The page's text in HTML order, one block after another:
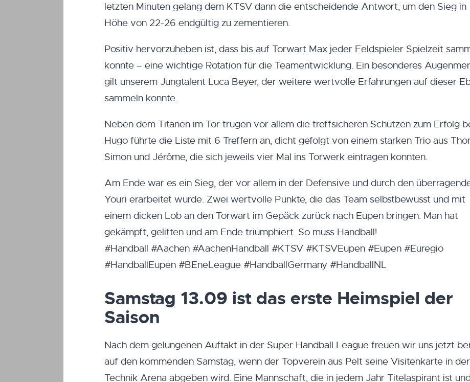
letzten Minuten gelang dem KTSV dann die entscheidende Antwort, um den Sieg in
Höhe von 22-26 endgültig zu zementieren.
Positiv hervorzuheben ist, dass bis auf Torwart Max jeder Feldspieler Spielzeit
konnte – eine wichtige Rotation für die Teamentwicklung. Ein besonderes
gilt unserem Jungtalent Luca Beyer, der weitere wertvolle Erfahrungen auf dieser
sammeln konnte.
Neben dem Titanen im Tor trugen vor allem die treffsicheren Schützen zum Erfolg
Hugo führte die Liste mit 6 Treffern an, dicht gefolgt von einem starken Trio aus
Simon und Jérôme, die sich jeweils vier Mal ins Torwerk eintragen konnten.
Am Ende war es ein Sieg, der vor allem in der Defensive und durch den
Youri erarbeitet wurde. Zwei wertvolle Punkte, die das Team selbstbewusst und mit
einem dicken Lob an den Torwart im Gepäck zurück nach Eupen bringen. Man hat
gekämpft, gelitten und am Ende triumphiert. So muss Handball!
#Handball #Aachen #AachenHandball #KTSV #KTSVEupen #Eupen #Euregio
#HandballEupen #BEneLeague #HandballGermany #HandballNL
Samstag 13.09 ist das erste Heimspiel der
Saison
Nach dem gelungenen Auftakt in der Super Handball League freuen wir uns jetzt
auf den kommenden Samstag, wenn der Topverein aus Pelt seine Visitenkarte in
Technik Arena abgeben wird. Eine Mannschaft, die in jedem Jahr Titelaspirant ist